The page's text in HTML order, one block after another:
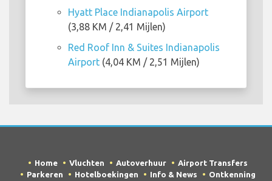
Hyatt Place Indianapolis Airport
(3,88 KM / 2,41 Mijlen)
Red Roof Inn & Suites Indianapolis
Airport (4,04 KM / 2,51 Mijlen)
Home Vluchten Autoverhuur
Airport Transfers
Parkeren
Hotelboekingen Info & News
Ontkenning